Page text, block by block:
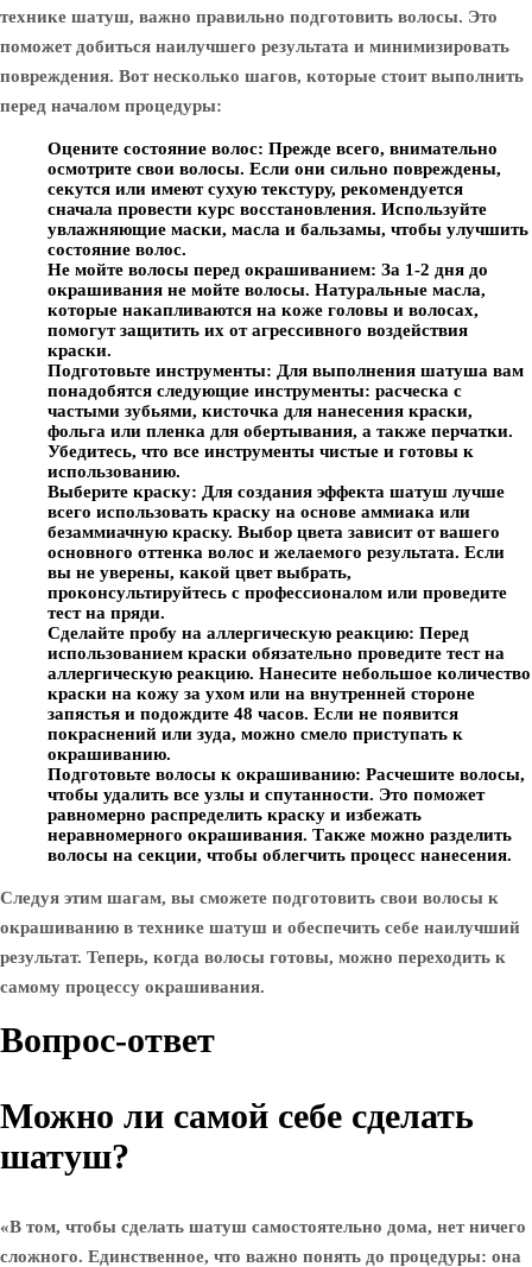
технике шатуш, важно правильно подготовить волосы. Это
поможет добиться наилучшего результата и минимизировать
повреждения. Вот несколько шагов, которые стоит выполнить
перед началом процедуры:
Оцените состояние волос: Прежде всего, внимательно
осмотрите свои волосы. Если они сильно повреждены,
секутся или имеют сухую текстуру, рекомендуется
сначала провести курс восстановления. Используйте
увлажняющие маски, масла и бальзамы, чтобы улучшить
состояние волос.
Не мойте волосы перед окрашиванием: За 1-2 дня до
окрашивания не мойте волосы. Натуральные масла,
которые накапливаются на коже головы и волосах,
помогут защитить их от агрессивного воздействия
краски.
Подготовьте инструменты: Для выполнения шатуша вам
понадобятся следующие инструменты: расческа с
частыми зубьями, кисточка для нанесения краски,
фольга или пленка для обертывания, а также перчатки.
Убедитесь, что все инструменты чистые и готовы к
использованию.
Выберите краску: Для создания эффекта шатуш лучше
всего использовать краску на основе аммиака или
безаммиачную краску. Выбор цвета зависит от вашего
основного оттенка волос и желаемого результата. Если
вы не уверены, какой цвет выбрать,
проконсультируйтесь с профессионалом или проведите
тест на пряди.
Сделайте пробу на аллергическую реакцию: Перед
использованием краски обязательно проведите тест на
аллергическую реакцию. Нанесите небольшое количество
краски на кожу за ухом или на внутренней стороне
запястья и подождите 48 часов. Если не появится
покраснений или зуда, можно смело приступать к
окрашиванию.
Подготовьте волосы к окрашиванию: Расчешите волосы,
чтобы удалить все узлы и спутанности. Это поможет
равномерно распределить краску и избежать
неравномерного окрашивания. Также можно разделить
волосы на секции, чтобы облегчить процесс нанесения.
Следуя этим шагам, вы сможете подготовить свои волосы к
окрашиванию в технике шатуш и обеспечить себе наилучший
результат. Теперь, когда волосы готовы, можно переходить к
самому процессу окрашивания.
Вопрос-ответ
Можно ли самой себе сделать
шатуш?
«В том, чтобы сделать шатуш самостоятельно дома, нет ничего
сложного. Единственное, что важно понять до процедуры: она